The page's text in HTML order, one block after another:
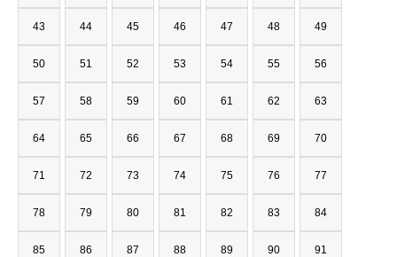
43 44 45 46 47 48 49
50 51 52 53 54 55 56
57 58 59 60 61 62 63
64 65 66 67 68 69 70
71 72 73 74 75 76 77
78 79 80 81 82 83 84
85 86 87 88 89 90 91